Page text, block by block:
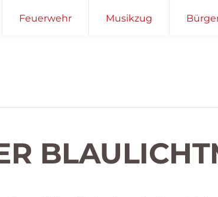
Feuerwehr Musikzug